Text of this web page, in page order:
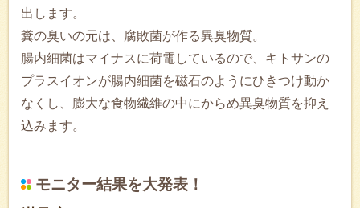
出します。
糞の臭いの元は、腐敗菌が作る異臭物質。
腸内細菌はマイナスに荷電しているので、キトサンの
プラスイオンが腸内細菌を磁石のようにひきつけ動か
なくし、膨大な食物繊維の中にからめ異臭物質を抑え
込みます。
モニター結果を大発表！